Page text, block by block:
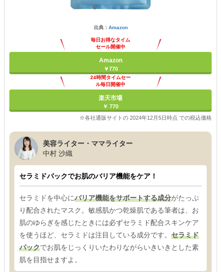
出典： Amazon
毎日お得なタイム
セール開催中
Amazon
￥770
24時間タイムセー
ル毎日開催中
楽天市場
￥ 770
※各社通販サイトの 2024年12月5日時点 での税込価格
美容ライター・ママライター
中村 沙織
セラミドパックでお肌のバリア機能をケア！
セラミドを中心にバリア機能をサポートする成分がたっぷ
り配合されたマスク。敏感肌かつ乾燥肌である筆者は、お
肌のゆらぎを感じたときには必ずセラミド配合スキンケア
を使うほど、セラミドは注目している成分です。 セラミド
パックでお肌をじっくりいたわりながらいきいきとした素
肌を目指せますよ。